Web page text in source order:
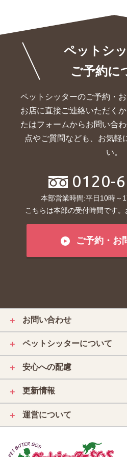
ペットシ
ご予約に
ペットシッターのご予約・
お店に直接ご連絡いただくか
たはフォームからお問い合
点やご質問なども、お気軽
い。
0120-
本部営業時間:平日10時～
こちらは本部の受付時間です
ご予約・お
＋ お問い合わせ
＋ ペットシッターについて
＋ 安心への配慮
＋ 更新情報
＋ 運営について